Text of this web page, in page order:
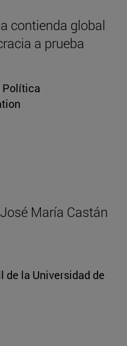
contienda global
a prueba
Política
María Castán
de la Universidad de